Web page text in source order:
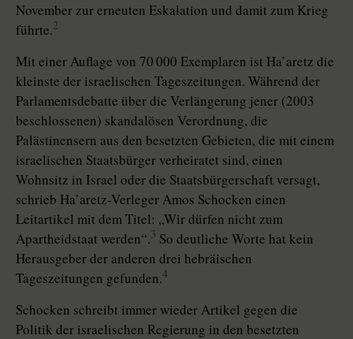
November zur erneuten Eskalation und damit zum Krieg
führte.2
Mit einer Auflage von 70 000 Exemplaren ist Ha’aretz die
kleinste der israelischen Tageszeitungen. Während der
Parlamentsdebatte über die Verlängerung jener (2003
beschlossenen) skandalösen Verordnung, die
Palästinensern aus den besetzten Gebieten, die mit einem
israelischen Staatsbürger verheiratet sind, einen
Wohnsitz in Israel oder die Staatsbürgerschaft versagt,
schrieb Ha’aretz-Verleger Amos Schocken einen
Leitartikel mit dem Titel: „Wir dürfen nicht zum
Apartheidstaat werden“.3 So deutliche Worte hat kein
Herausgeber der anderen drei hebräischen
Tageszeitungen gefunden.4
Schocken schreibt immer wieder Artikel gegen die
Politik der israelischen Regierung in den besetzten